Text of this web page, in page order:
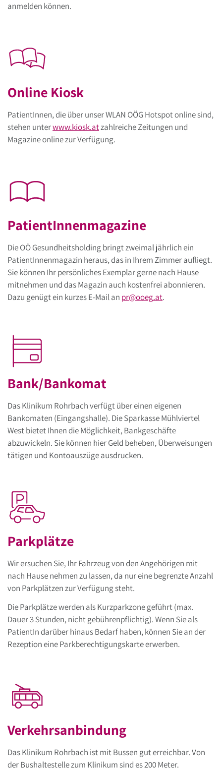
anmelden können.
Online Kiosk
PatientInnen, die über unser WLAN OÖG Hotspot online sind,
stehen unterwww.kiosk.atzahlreiche Zeitungen und
Magazine online zur Verfügung.
PatientInnenmagazine
Die OÖ Gesundheitsholding bringt zweimal jährlich ein
PatientInnenmagazin heraus, das in Ihrem Zimmer aufliegt.
Sie können Ihr persönliches Exemplar gerne nach Hause
mitnehmen und das Magazin auch kostenfrei abonnieren.
Dazu genügt ein kurzes E-Mail an pr@ooeg.at.
Bank/Bankomat
Das Klinikum Rohrbach verfügt über einen eigenen
Bankomaten (Eingangshalle). Die Sparkasse Mühlviertel
West bietet Ihnen die Möglichkeit, Bankgeschäfte
abzuwickeln. Sie können hier Geld beheben, Überweisungen
tätigen und Kontoauszüge ausdrucken.
Parkplätze
Wir ersuchen Sie, Ihr Fahrzeug von den Angehörigen mit
nach Hause nehmen zu lassen, da nur eine begrenzte Anzahl
von Parkplätzen zur Verfügung steht.
Die Parkplätze werden als Kurzparkzone geführt (max.
Dauer 3 Stunden, nicht gebührenpflichtig). Wenn Sie als
PatientIn darüber hinaus Bedarf haben, können Sie an der
Rezeption eine Parkberechtigungskarte erwerben.
Verkehrsanbindung
Das Klinikum Rohrbach ist mit Bussen gut erreichbar. Von
der Bushaltestelle zum Klinikum sind es 200 Meter.